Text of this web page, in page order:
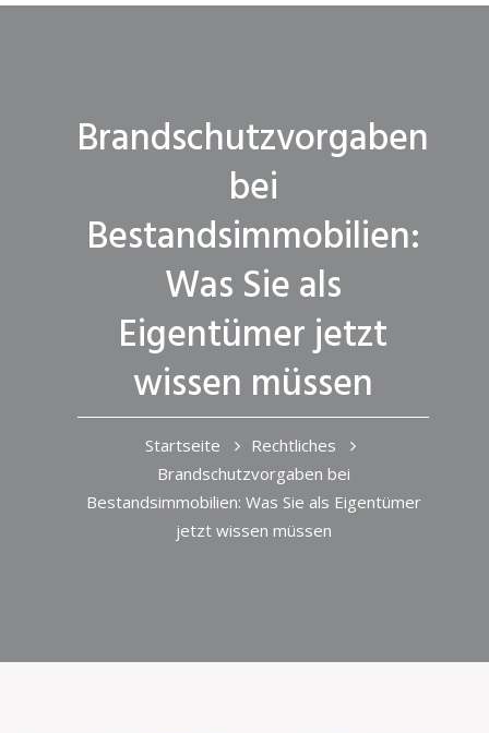
Brandschutzvorgaben
bei
Bestandsimmobilien:
Was Sie als
Eigentümer jetzt
wissen müssen
Startseite
Rechtliches
Brandschutzvorgaben bei
Bestandsimmobilien: Was Sie als Eigentümer
jetzt wissen müssen